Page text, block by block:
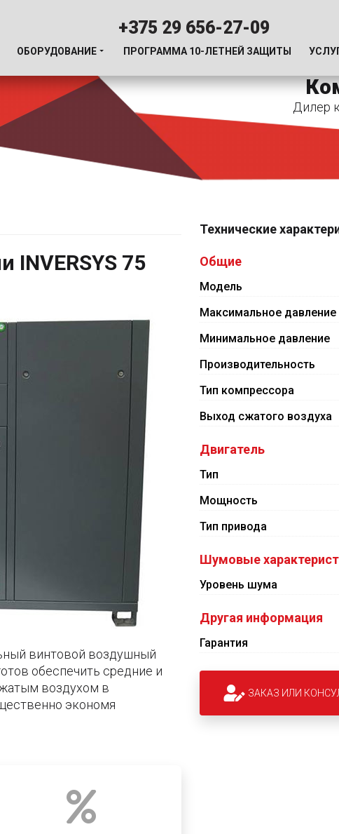
+375 29 656-27-09
ОБОРУДОВАНИЕ ПРОГРАММА 10-ЛЕТНЕЙ ЗАЩИТЫ
Дилер
INVERSYS 75
винтовой воздушный
обеспечить средние и
воздухом в
экономя
Технические
Общие
Модель
Максимальное давление
Минимальное давление
Производительность
Тип компрессора
Выход сжатого воздуха
Двигатель
Тип
Мощность
Тип привода
Шумовые
Уровень шума
Другая информация
Гарантия
ЗАКАЗ ИЛИ